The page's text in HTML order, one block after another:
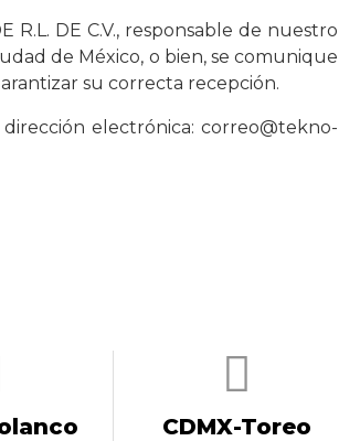
R.L. DE C.V., responsable de nuestro
de México, o bien, se comunique
su correcta recepción.
electrónica: correo@tekno-
CDMX-Toreo